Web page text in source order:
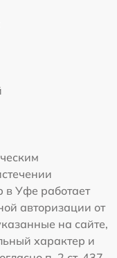
в Уфе работает
авторизации от
на сайте,
характер и